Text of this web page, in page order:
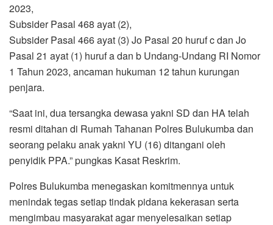
2023,
Subsider Pasal 468 ayat (2),
Subsider Pasal 466 ayat (3) Jo Pasal 20 huruf c dan Jo
Pasal 21 ayat (1) huruf a dan b Undang-Undang RI Nomor
1 Tahun 2023, ancaman hukuman 12 tahun kurungan
penjara.
“Saat ini, dua tersangka dewasa yakni SD dan HA telah
resmi ditahan di Rumah Tahanan Polres Bulukumba dan
seorang pelaku anak yakni YU (16) ditangani oleh
penyidik PPA.” pungkas Kasat Reskrim.
Polres Bulukumba menegaskan komitmennya untuk
menindak tegas setiap tindak pidana kekerasan serta
mengimbau masyarakat agar menyelesaikan setiap